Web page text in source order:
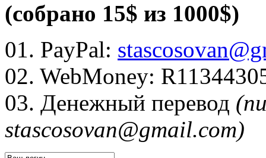
(собрано 15$ из 1000$)
01. PayPal:
02. WebMoney:
03. Денежный перевод
stascosovan@gmail.com)